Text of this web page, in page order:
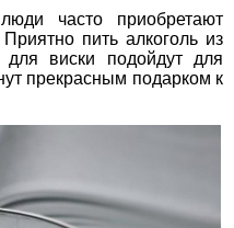
часто приобретают
пить алкоголь из
виски подойдут для
прекрасным подарком к